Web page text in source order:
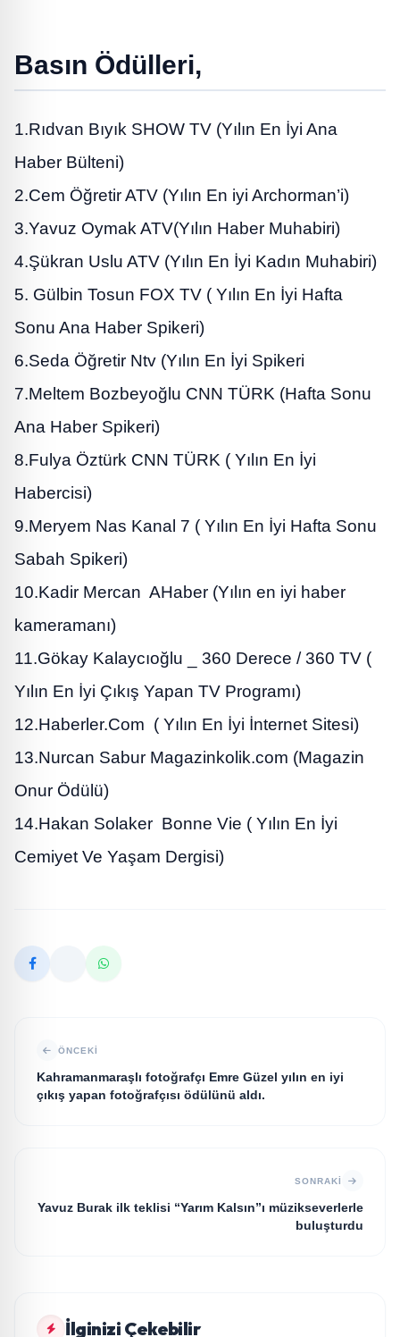
Basın Ödülleri,
1.Rıdvan Bıyık SHOW TV (Yılın En İyi Ana
Haber Bülteni)
2.Cem Öğretir ATV (Yılın En iyi Archorman’i)
3.Yavuz Oymak ATV(Yılın Haber Muhabiri)
4.Şükran Uslu ATV (Yılın En İyi Kadın Muhabiri)
5. Gülbin Tosun FOX TV ( Yılın En İyi Hafta
Sonu Ana Haber Spikeri)
6.Seda Öğretir Ntv (Yılın En İyi Spikeri
7.Meltem Bozbeyoğlu CNN TÜRK (Hafta Sonu
Ana Haber Spikeri)
8.Fulya Öztürk CNN TÜRK ( Yılın En İyi
Habercisi)
9.Meryem Nas Kanal 7 ( Yılın En İyi Hafta Sonu
Sabah Spikeri)
10.Kadir Mercan AHaber (Yılın en iyi haber
kameramanı)
11.Gökay Kalaycıoğlu _ 360 Derece / 360 TV (
Yılın En İyi Çıkış Yapan TV Programı)
12.Haberler.Com ( Yılın En İyi İnternet Sitesi)
13.Nurcan Sabur Magazinkolik.com (Magazin
Onur Ödülü)
14.Hakan Solaker Bonne Vie ( Yılın En İyi
Cemiyet Ve Yaşam Dergisi)
ÖNCEKI
Kahramanmaraşlı fotoğrafçı Emre Güzel yılın en iyi
çıkış yapan fotoğrafçısı ödülünü aldı.
SONRAKI
Yavuz Burak ilk teklisi “Yarım Kalsın”ı müzikseverlerle
buluşturdu
İlginizi Çekebilir
MAGAZİN